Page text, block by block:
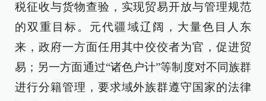
税征收与货物查验，实现贸易开放与管理规范
的双重目标。元代疆域辽阔，大量色目人东
来，政府一方面任用其中佼佼者为官，促进贸
易；另一方面通过“诸色户计”等制度对不同族群
进行分籍管理，要求域外族群遵守国家的法律